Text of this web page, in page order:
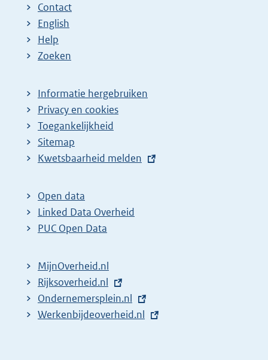
Contact
English
Help
Zoeken
Informatie hergebruiken
Privacy en cookies
Toegankelijkheid
Sitemap
E
t
e
r
l
i
n
k
Kwetsbaarheid melden
Open data
Linked Data Overheid
PUC Open Data
MijnOverheid.nl
E
x
t
Rijksoverheid.nl
E
x
Ondernemersplein.nl
E
Werkenbijdeoverheid.nl